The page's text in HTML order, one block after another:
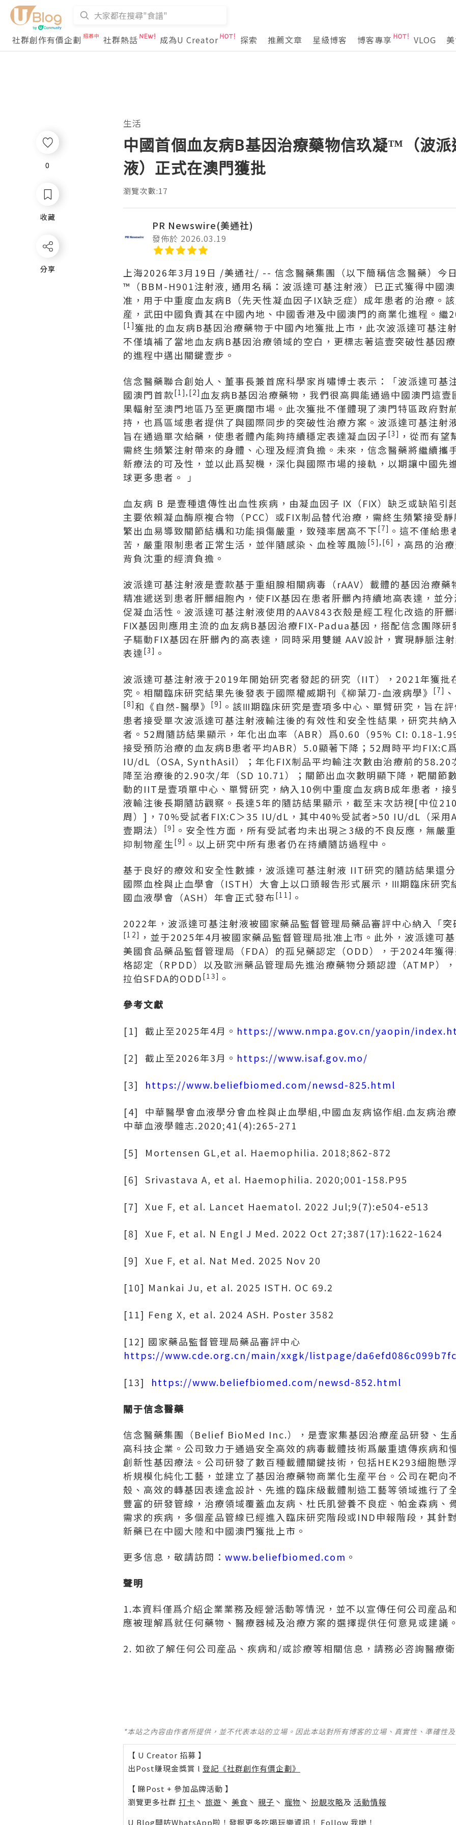
社群創作有價企劃
社群熱話 成為U Creator 探索 推薦文章 星級博客 博客專享 VLOG
0
收藏
分享
生活
中國首個血友病B基因治療藥物信玖凝™（波派
液）正式在澳門獲批
瀏覽次數:17
PR Newswire(美通社)
發佈於 2026.03.19
上海2026年3月19日 /美通社/ -- 信念醫藥集團（以下簡稱信念醫藥）今
™（BBM-H901注射液, 通用名稱：波派達可基注射液）已正式獲得中國
准，用于中重度血友病B（先天性凝血因子IX缺乏症）成年患者的治療。
産，武田中國負責其在中國內地、中國香港及中國澳門的商業化進程。繼
[1]獲批的血友病B基因治療藥物于中國內地獲批上市，此次波派達可基注
不僅填補了當地血友病B基因治療領域的空白，更標志著這壹突破性基因
的進程中邁出關鍵壹步。
信念醫藥聯合創始人、董事長兼首席科學家肖嘯博士表示：「波派達可基
國澳門首款[1],[2] 血友病B基因治療藥物，我們很高興能通過中國澳門這壹
果輻射至澳門地區乃至更廣闊市場。此次獲批不僅體現了澳門特區政府對
持，也爲區域患者提供了與國際同步的突破性治療方案。波派達可基注射
旨在通過單次給藥，使患者體內能夠持續穩定表達凝血因子[3] ，從而有望
需終生頻繁注射帶來的身體、心理及經濟負擔。未來，信念醫藥將繼續攜
新療法的可及性，並以此爲契機，深化與國際市場的接軌，以期讓中國先
球更多患者。
」
血友病 B 是壹種遺傳性出血性疾病，由凝血因子 Ⅸ（FⅨ）缺乏或缺陷引
主要依賴凝血酶原複合物（PCC）或FIX制品替代治療，需終生頻繁接受靜
繁出血易導致關節結構和功能損傷嚴重，致殘率居高不下 [7] 。這不僅給患
苦，嚴重限制患者正常生活，並伴隨感染、血栓等風險 [5],[6] ，高昂的治
背負沈重的經濟負擔。
波派達可基注射液是壹款基于重組腺相關病毒（rAAV）載體的基因治療藥
精准遞送到患者肝髒細胞內，使FⅨ基因在患者肝髒內持續地高表達，並
促凝血活性。波派達可基注射液使用的AAV843衣殼是經工程化改造的肝
FⅨ基因則應用主流的血友病B基因治療FIX-Padua基因，搭配信念團隊研
子驅動FIX基因在肝髒內的高表達，同時采用雙鏈 AAV設計，實現靜脈注
表達 [3] 。
波派達可基注射液于2019年開始研究者發起的研究（IIT），2021年獲批
究。相關臨床研究結果先後發表于國際權威期刊《柳葉刀-血液病學》 [7]
[8] 和《自然-醫學》 [9] 。該Ⅲ期臨床研究是壹項多中心、單臂研究，旨在
患者接受單次波派達可基注射液輸注後的有效性和安全性結果，研究共納
者。52周隨訪結果顯示，年化出血率（ABR）爲0.60（95% CI: 0.18-
接受預防治療的血友病B患者平均ABR）5.0顯著下降；52周時平均FIX:C
IU/dL（OSA, SynthAsil）；年化FIX制品平均輸注次數由治療前的58.20
降至治療後的2.90次/年（SD 10.71）；關節出血次數明顯下降，靶關節
動的IIT是壹項單中心、單臂研究，納入10例中重度血友病B成年患者，接
液輸注後長期隨訪觀察。長達5年的隨訪結果顯示，截至末次訪視[中位
周）]，70%受試者FIX:C＞35 IU/dL，其中40%受試者>50 IU/dL（采用
壹期法）
[9] 。安全性方面，所有受試者均未出現≥3級的不良反應，無嚴
抑制物産生 [9] 。以上研究中所有患者仍在持續隨訪過程中。
基于良好的療效和安全性數據，波派達可基注射液 IIT研究的隨訪結果還
國際血栓與止血學會（ISTH）大會上以口頭報告形式展示，Ⅲ期臨床研究
國血液學會（ASH）年會正式發布 [11] 。
2022年，波派達可基注射液被國家藥品監督管理局藥品審評中心納入
「突
[12] ，並于2025年4月被國家藥品監督管理局批准上市。此外，波派達可
美國食品藥品監督管理局（FDA）的孤兒藥認定（ODD），于2024年獲
格認定（RPDD）以及歐洲藥品管理局先進治療藥物分類認證（ATMP）
拉伯SFDA的ODD [13] 。
參考文獻
[1] 截止至2025年4月。 https://www.nmpa.gov.cn/yaopin/
[2] 截止至2026年3月。 https://www.isaf.gov.mo/
[3] https://www.beliefbiomed.com/newsd-825.html
[4] 中華醫學會血液學分會血栓與止血學組,中國血友病協作組.血友病治
中華血液學雜志.2020;41(4):265-271
[5] Mortensen GL,et al. Haemophilia. 2018;862-872
[6] Srivastava A, et al. Haemophilia. 2020;001-158.P95
[7] Xue F, et al. Lancet Haematol. 2022 Jul;9(7):e504-e513
[8] Xue F, et al. N Engl J Med. 2022 Oct 27;387(17):1622-1624
[9] Xue F, et al. Nat Med. 2025 Nov 20
[10] Mankai Ju, et al. 2025 ISTH. OC 69.2
[11] Feng X, et al. 2024 ASH. Poster 3582
[12] 國家藥品監督管理局藥品審評中心
https://www.cde.org.cn/main/xxgk/listpage/
[13] https://www.beliefbiomed.com/newsd-852.html
關于信念醫藥
信念醫藥集團（Belief BioMed Inc.），是壹家集基因治療産品研發、生
高科技企業。公司致力于通過安全高效的病毒載體技術爲嚴重遺傳疾病和
創新性基因療法。公司研發了數百種載體關鍵技術，包括HEK293細胞懸
析規模化純化工藝，並建立了基因治療藥物商業化生産平台。公司在靶向
殼、高效的轉基因表達盒設計、先進的臨床級載體制造工藝等領域進行了
豐富的研發管線，治療領域覆蓋血友病、杜氏肌營養不良症、帕金森病、
需求的疾病，多個産品管線已經進入臨床研究階段或IND申報階段，其針
新藥已在中國大陸和中國澳門獲批上市。
更多信息，敬請訪問： www.beliefbiomed.com 。
聲明
1.本資料僅爲介紹企業業務及經營活動等情況，並不以宣傳任何公司産品
應被理解爲就任何藥物、醫療器械及治療方案的選擇提供任何意見或建議。
2. 如欲了解任何公司産品、疾病和/或診療等相關信息，請務必咨詢醫療衛
*本站之內容由作者所提供，並不代表本站的立場。因此本站對所有博客的立場、真實性、準確性
【 U Creator 招募 】
出Post賺現金獎賞 l 登記《社群創作有價企劃》
【 睇Post + 參加品牌活動 】
瀏覽更多社群 打卡 丶 旅遊 丶 美食 丶 親子 丶 寵物 丶 扮靚攻略及 活動情報
U Blog開咗WhatsApp啦！發掘更多吃喝玩樂資訊！ Follow 我哋 ！
0
收藏
分享